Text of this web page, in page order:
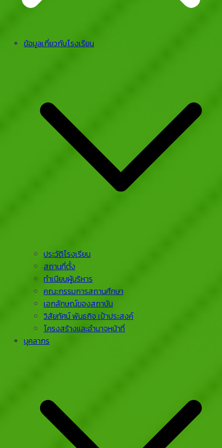
ข้อมูลเกี่ยวกับโรงเรียน
ประวัติโรงเรียน
สถานที่ตั้ง
ทำเนียบผู้บริหาร
คณะกรรมการสถานศึกษา
เอกลักษณ์ของสถาบัน
วิสัยทัศน์ พันธกิจ เป้าประสงค์
โครงสร้างและอำนาจหน้าที่
บุคลากร